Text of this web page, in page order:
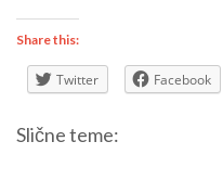
Share this:
Twitter Facebook
Slične teme: